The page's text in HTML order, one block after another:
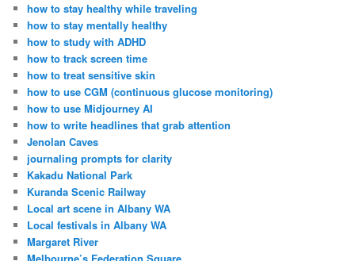
how to stay healthy while traveling
how to stay mentally healthy
how to study with ADHD
how to track screen time
how to treat sensitive skin
how to use CGM (continuous glucose monitoring)
how to use Midjourney AI
how to write headlines that grab attention
Jenolan Caves
journaling prompts for clarity
Kakadu National Park
Kuranda Scenic Railway
Local art scene in Albany WA
Local festivals in Albany WA
Margaret River